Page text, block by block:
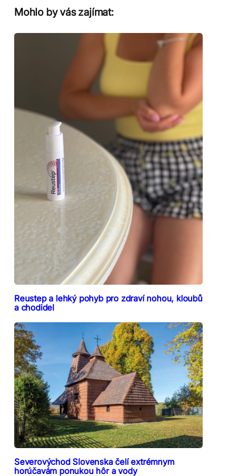
Mohlo by vás zajímat:
Reustep a lehký pohyb pro zdraví nohou, kloubů
a chodidel
Severovýchod Slovenska čelí extrémnym
horúčavám ponukou hôr a vody